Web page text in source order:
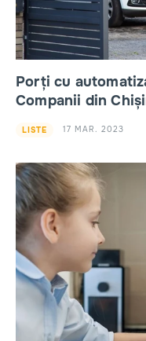
Porți cu
Companii din
LISTE 17 MAR. 2023